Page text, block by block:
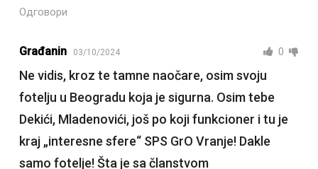
Одговори
Građanin 03/10/2024 0
Ne vidis, kroz te tamne naočare, osim svoju
fotelju u Beogradu koja je sigurna. Osim tebe
Dekići, Mladenovići, još po koji funkcioner i tu je
kraj „interesne sfere“ SPS GrO Vranje! Dakle
samo fotelje! Šta je sa članstvom